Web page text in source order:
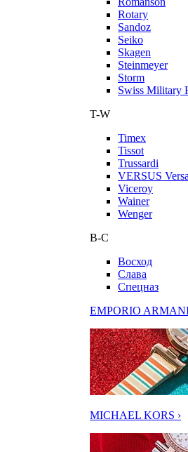
Rotary
Sandoz
Seiko
Skagen
Steinmeyer
Storm
Swiss Military
T-W
Timex
Tissot
Trussardi
VERSUS
Viceroy
Wainer
Wenger
В-С
Восход
Слава
Спецназ
EMPORIO
MICHAEL KORS ›